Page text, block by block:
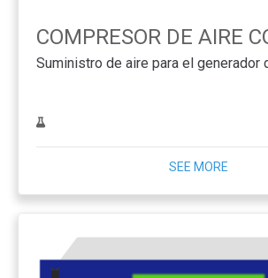
COMPRESOR DE AIRE
SEE MORE